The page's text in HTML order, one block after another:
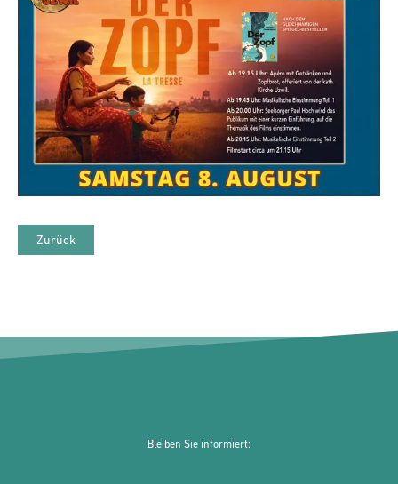
Zurück
Bleiben Sie informiert: